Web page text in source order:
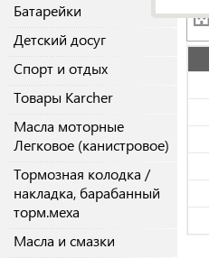
Батарейки
Детский досуг
Спорт и отдых
Товары Karcher
Масла моторные
Легковое (канистровое)
Тормозная колодка /
накладка, барабанный
торм.меха
Масла и смазки